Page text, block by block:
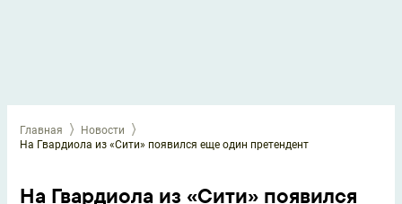
Главная
Новости
На Гвардиола из «Сити» появился еще один претендент
На Гвардиола из «Сити» появился